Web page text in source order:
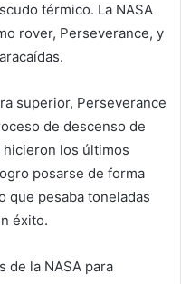
térmico. La NASA
rover, Perseverance, y
superior, Perseverance
de descenso de
hicieron los últimos
posarse de forma
que pesaba toneladas
éxito.
de la NASA para